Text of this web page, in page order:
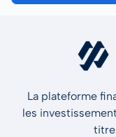
La plateforme
les